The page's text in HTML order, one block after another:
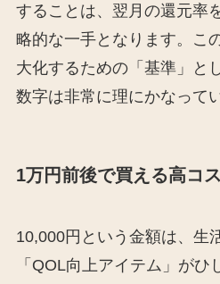
することは、翌月の還元率
略的な一手となります。こ
大化するための「基準」と
数字は非常に理にかなって
1万円前後で買える高コ
10,000円という金額は、生
「QOL向上アイテム」がひ